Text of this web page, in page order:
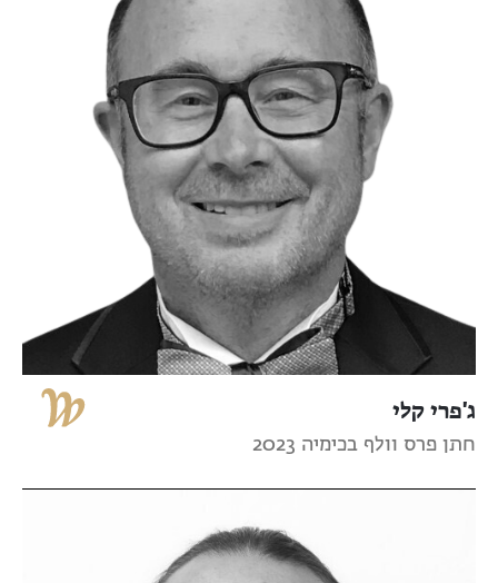
ג'פרי קלי
חתן פרס וולף בכימיה 2023